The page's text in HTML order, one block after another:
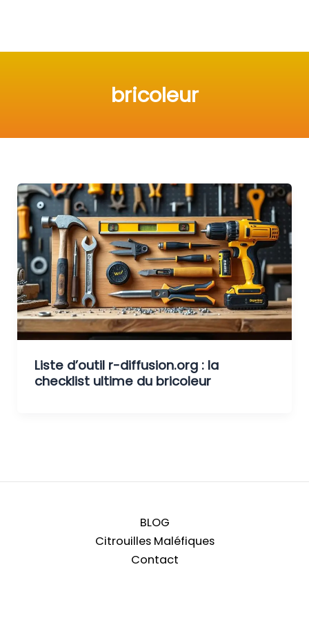
bricoleur
Liste d’outil r-diffusion.org : la
checklist ultime du bricoleur
BLOG
Citrouilles Maléfiques
Contact